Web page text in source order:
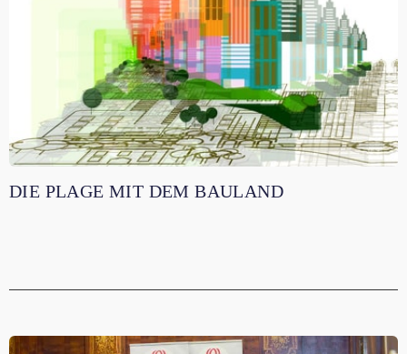
DIE PLAGE MIT DEM BAULAND